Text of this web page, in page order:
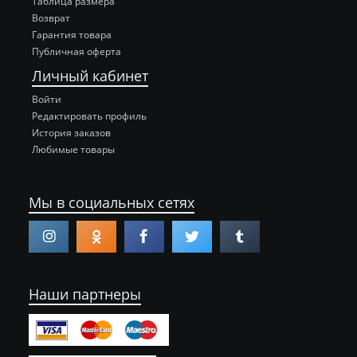
Возврат
Гарантия товара
Публичная оферта
Личный кабинет
Войти
Редактировать профиль
История заказов
Любимые товары
Мы в социальных сетях
Наши партнеры